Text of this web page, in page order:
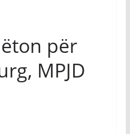
për
MPJD